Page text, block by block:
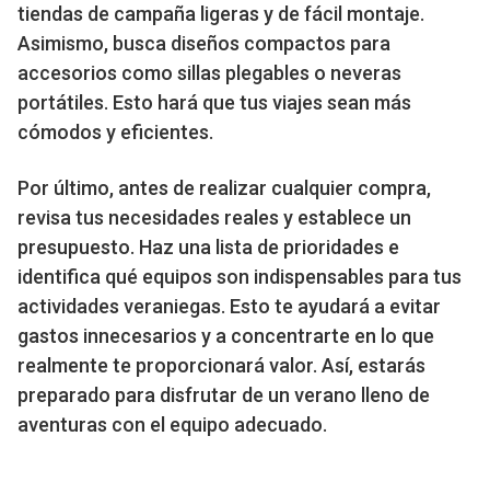
tiendas de campaña ligeras y de fácil montaje.
Asimismo, busca diseños compactos para
accesorios como sillas plegables o neveras
portátiles. Esto hará que tus viajes sean más
cómodos y eficientes.
Por último, antes de realizar cualquier compra,
revisa tus necesidades reales y establece un
presupuesto. Haz una lista de prioridades e
identifica qué equipos son indispensables para tus
actividades veraniegas. Esto te ayudará a evitar
gastos innecesarios y a concentrarte en lo que
realmente te proporcionará valor. Así, estarás
preparado para disfrutar de un verano lleno de
aventuras con el equipo adecuado.